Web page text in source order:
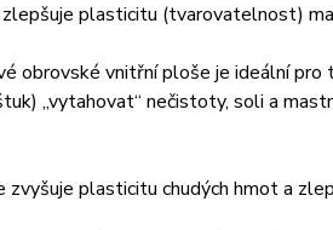
plasticitu (tvarovatelnost)
obrovské vnitřní ploše je ideální pro
„vytahovat“ nečistoty, soli a
zvyšuje plasticitu chudých hmot a